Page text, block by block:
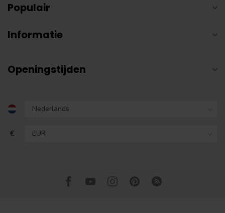
Populair
Informatie
Openingstijden
€